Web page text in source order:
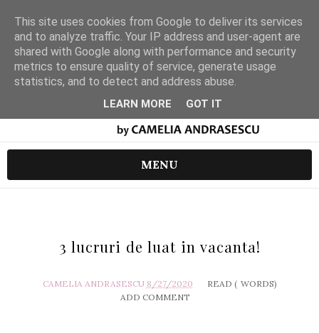
MENU
3 lucruri de luat in vacanta!
CAMELIA ANDRASESCU 8/27/2020 READ ( WORDS)
ADD COMMENT
This site uses cookies from Google to deliver its services
and to analyze traffic. Your IP address and user-agent are
shared with Google along with performance and security
metrics to ensure quality of service, generate usage
statistics, and to detect and address abuse.
LEARN MORE GOT IT